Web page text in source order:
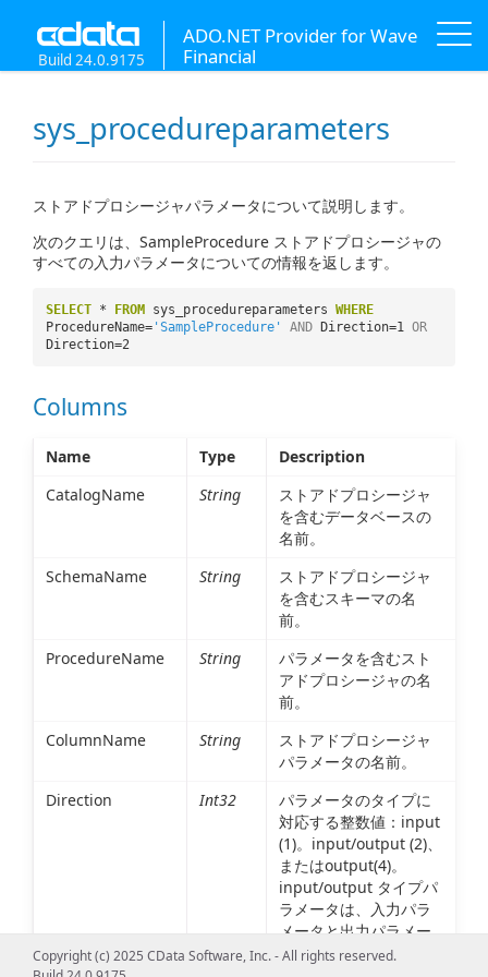
ADO.NET Provider for Wave
Financial
Build 24.0.9175
sys_procedureparameters
ストアドプロシージャパラメータについて説明します。
次のクエリは、SampleProcedure ストアドプロシージャの
すべての入力パラメータについての情報を返します。
SELECT * FROM sys_procedureparameters WHERE
ProcedureName= 'SampleProcedure' AND Direction=1 OR
Direction=2
Columns
Name Type
Description
CatalogName
String
ストアドプロシージャ
を含むデータベースの
名前。
SchemaName
String
ストアドプロシージャ
を含むスキーマの名
前。
ProcedureName
String
パラメータを含むスト
アドプロシージャの名
前。
ColumnName
String
ストアドプロシージャ
パラメータの名前。
Direction
Int32
パラメータのタイプに
対応する整数値：input
(1)。input/output (2)、
またはoutput(4)。
input/output タイプパ
ラメータは、入力パラ
メータと出力パラメー
タの両方になれます。
Copyright (c) 2025 CData Software, Inc. - All rights reserved.